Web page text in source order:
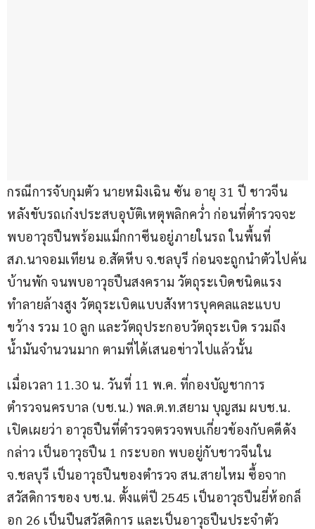
กรณีการจับกุมตัว นายหมิงเฉิน ซัน อายุ 31 ปี ชาวจีน
หลังขับรถเก๋งประสบอุบัติเหตุพลิกคว่ำ ก่อนที่ตำรวจจะ
พบอาวุธปืนพร้อมแม็กกาซีนอยู่ภายในรถ ในพื้นที่
สภ.นาจอมเทียน อ.สัตหีบ จ.ชลบุรี ก่อนจะถูกนำตัวไปค้น
บ้านพัก จนพบอาวุธปืนสงคราม วัตถุระเบิดชนิดแรง
ทำลายล้างสูง วัตถุระเบิดแบบสังหารบุคคลและแบบ
ขว้าง รวม 10 ลูก และวัตถุประกอบวัตถุระเบิด รวมถึง
น้ำมันจำนวนมาก ตามที่ได้เสนอข่าวไปแล้วนั้น
เมื่อเวลา 11.30 น. วันที่ 11 พ.ค. ที่กองบัญชาการ
ตำรวจนครบาล (บช.น.) พล.ต.ท.สยาม บุญสม ผบช.น.
เปิดเผยว่า อาวุธปืนที่ตำรวจตรวจพบเกี่ยวข้องกับคดีดัง
กล่าว เป็นอาวุธปืน 1 กระบอก พบอยู่กับชาวจีนใน
จ.ชลบุรี เป็นอาวุธปืนของตำรวจ สน.สายไหม ซื้อจาก
สวัสดิการของ บช.น. ตั้งแต่ปี 2545 เป็นอาวุธปืนยี่ห้อกล็
อก 26 เป็นปืนสวัสดิการ และเป็นอาวุธปืนประจำตัว